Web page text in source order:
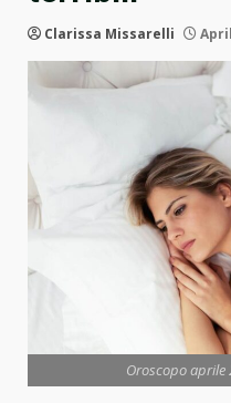
Clarissa Missarelli
Oroscopo